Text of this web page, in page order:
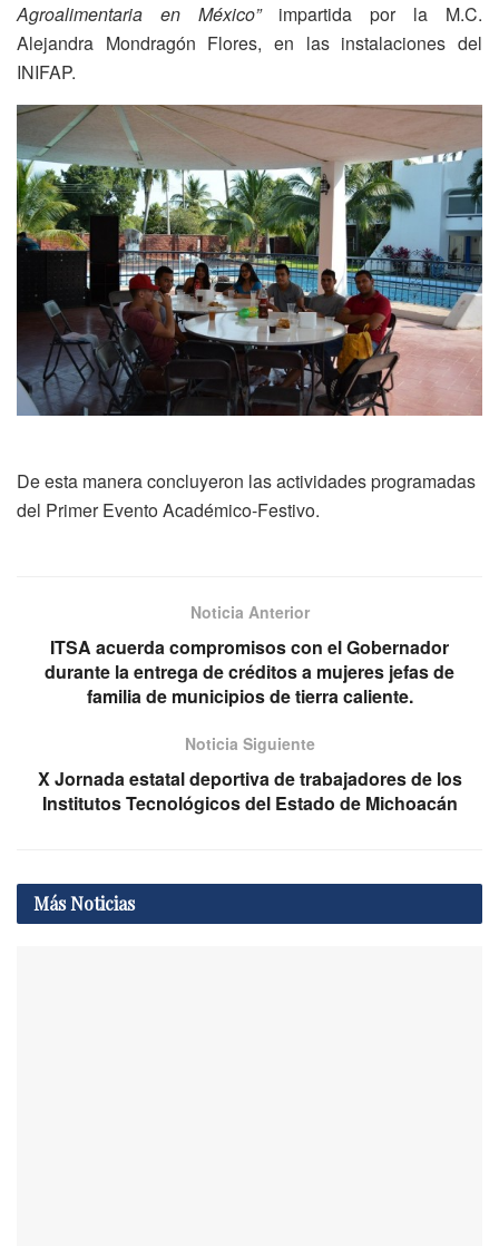
Agroalimentaria en México”impartida por la M.C.
Alejandra Mondragón Flores, en las instalaciones del
INIFAP.
De esta manera concluyeron las actividades programadas
del Primer Evento Académico-Festivo.
Noticia Anterior
ITSA acuerda compromisos con el Gobernador
durante la entrega de créditos a mujeres jefas de
familia de municipios de tierra caliente.
Noticia Siguiente
X Jornada estatal deportiva de trabajadores de los
Institutos Tecnológicos del Estado de Michoacán
MásNoticias